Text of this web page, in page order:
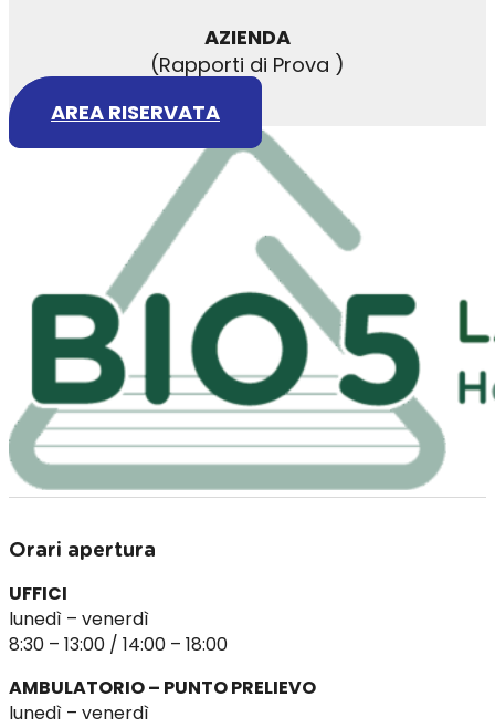
AZIENDA
(Rapporti di Prova )
AREA RISERVATA
Orari apertura
UFFICI
lunedì – venerdì
8:30 – 13:00 / 14:00 – 18:00
AMBULATORIO – PUNTO PRELIEVO
lunedì – venerdì